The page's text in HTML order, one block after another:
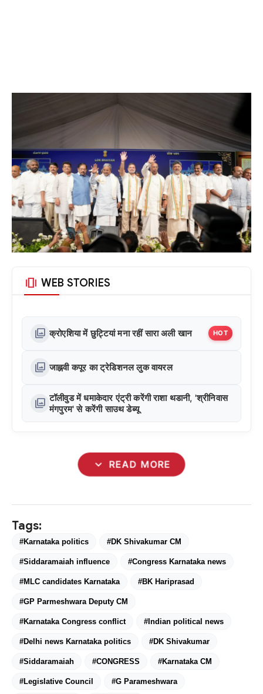
amp_stories WEB STORIES
photo_library क्रोएशिया में छुट्टियां मना रहीं सारा अली खान HOT
photo_library जाह्नवी कपूर का ट्रेडिशनल लुक वायरल
photo_library टॉलीवुड में धमाकेदार एंट्री करेंगी राशा थडानी, 'श्रीनिवास
मंगपुरम' से करेंगी साउथ डेब्यू
expand_more READ MORE
Tags:
#Karnataka politics #DK Shivakumar CM
#Siddaramaiah influence #Congress Karnataka news
#MLC candidates Karnataka #BK Hariprasad
#GP Parmeshwara Deputy CM
#Karnataka Congress conflict #Indian political news
#Delhi news Karnataka politics #DK Shivakumar
#Siddaramaiah #CONGRESS #Karnataka CM
#Legislative Council #G Parameshwara